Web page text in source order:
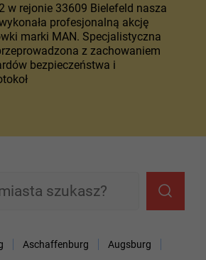
w rejonie 33609 Bielefeld nasza
profesjonalną akcję
marki MAN. Specjalistyczna
z zachowaniem
bezpieczeństwa i
Aschaffenburg Augsburg